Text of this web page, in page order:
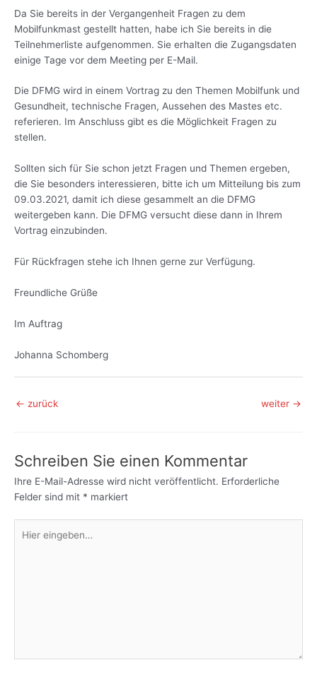
Da Sie bereits in der Vergangenheit Fragen zu dem
Mobilfunkmast gestellt hatten, habe ich Sie bereits in die
Teilnehmerliste aufgenommen. Sie erhalten die Zugangsdaten
einige Tage vor dem Meeting per E-Mail.
Die DFMG wird in einem Vortrag zu den Themen Mobilfunk und
Gesundheit, technische Fragen, Aussehen des Mastes etc.
referieren. Im Anschluss gibt es die Möglichkeit Fragen zu
stellen.
Sollten sich für Sie schon jetzt Fragen und Themen ergeben,
die Sie besonders interessieren, bitte ich um Mitteilung bis zum
09.03.2021, damit ich diese gesammelt an die DFMG
weitergeben kann. Die DFMG versucht diese dann in Ihrem
Vortrag einzubinden.
Für Rückfragen stehe ich Ihnen gerne zur Verfügung.
Freundliche Grüße
Im Auftrag
Johanna Schomberg
Beitragsnavigation
← zurück weiter →
Schreiben Sie einen Kommentar
Ihre E-Mail-Adresse wird nicht veröffentlicht. Erforderliche
Felder sind mit * markiert
eingeben…